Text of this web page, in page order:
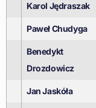
Karol Jędraszak
Paweł Chudyga
Benedykt
Drozdowicz
Jan Jaskóła